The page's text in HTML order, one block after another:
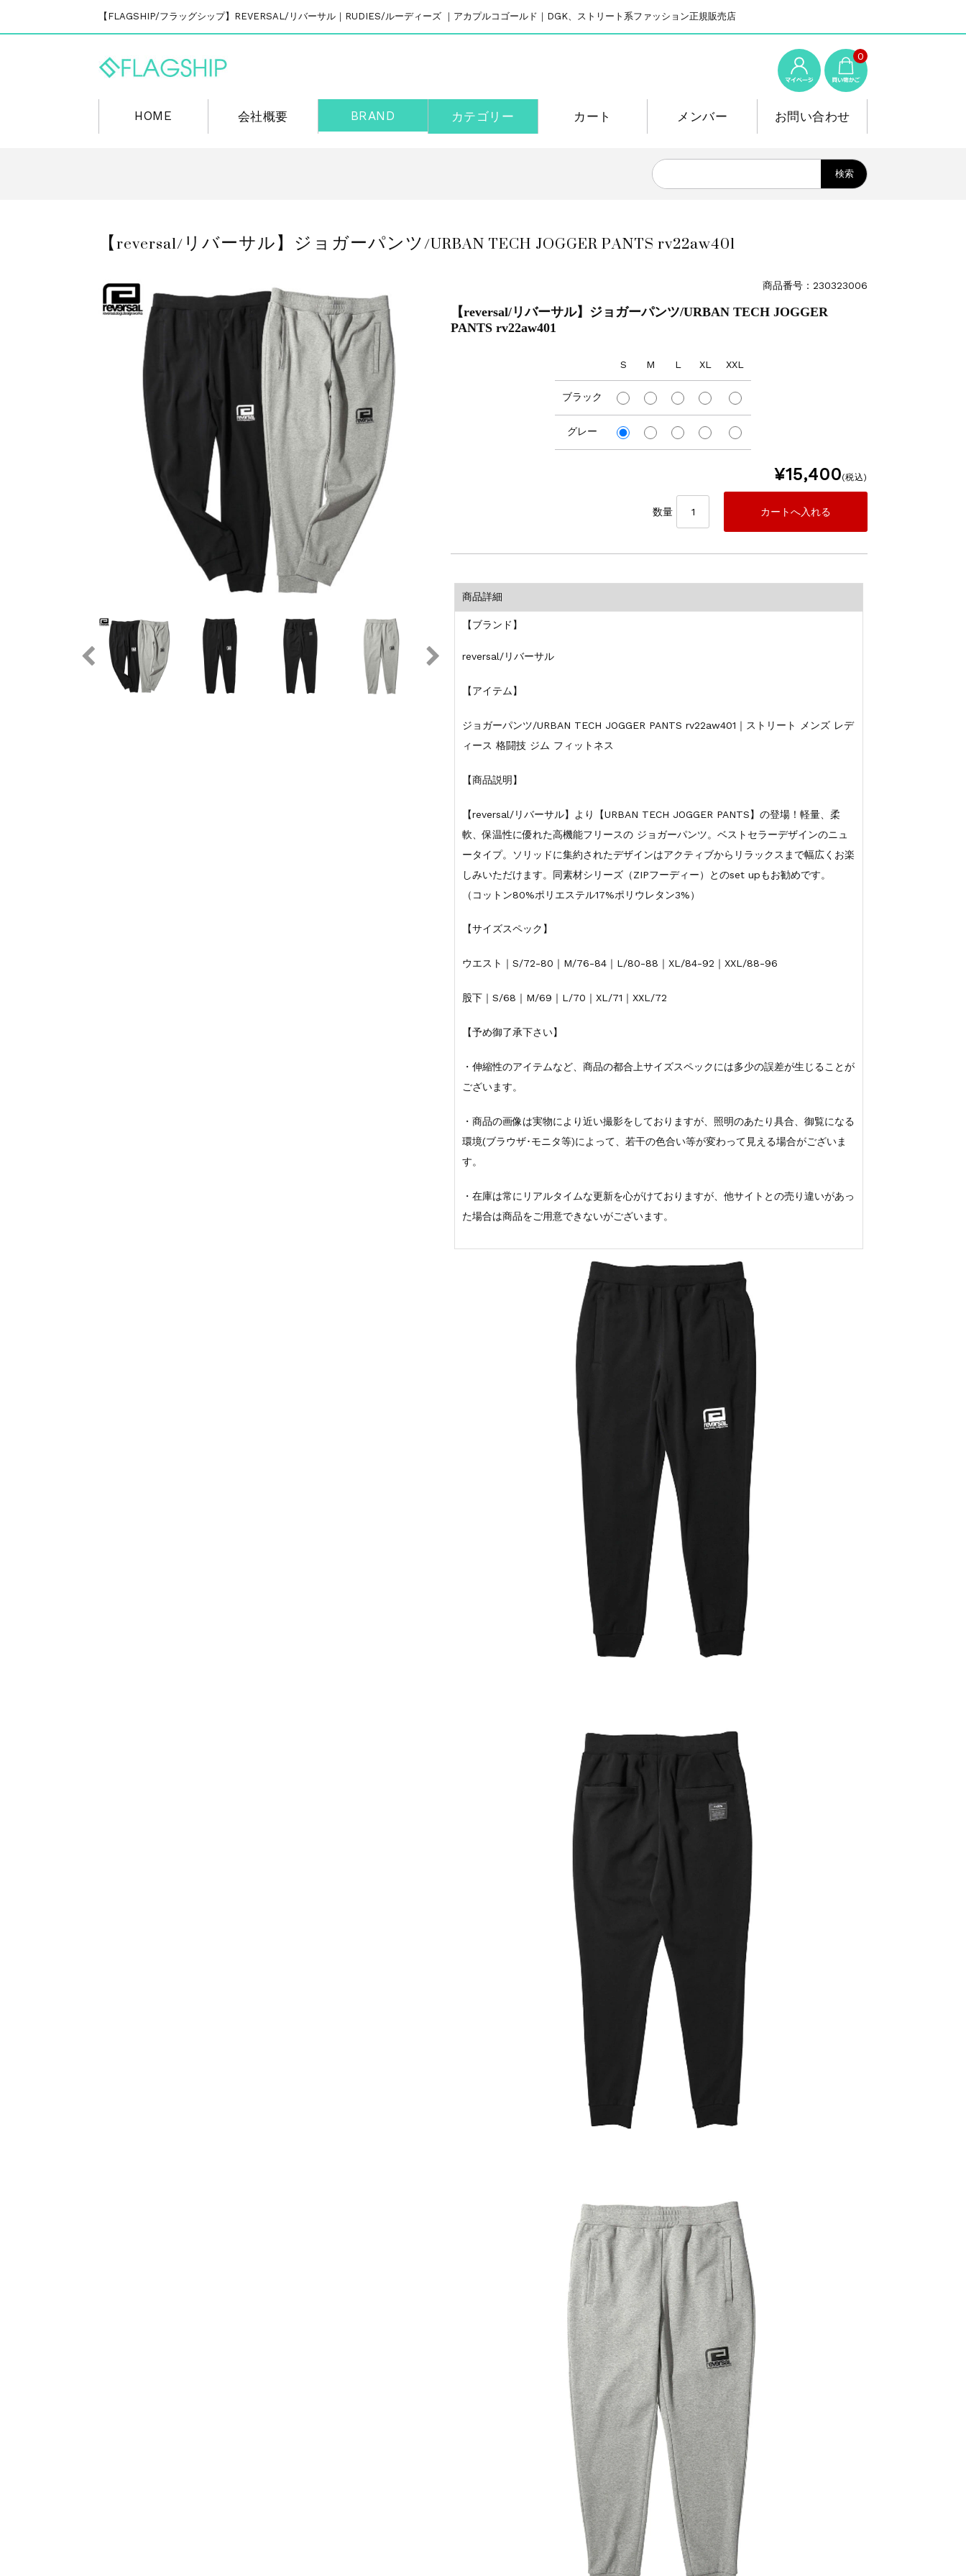
【FLAGSHIP/フラッグシップ】REVERSAL/リバーサル｜RUDIES/ルーディーズ ｜アカプルコゴールド｜DGK、ストリート系ファッション正規販売店
0
HOME 会社概要 BRAND カテゴリー カート メンバー お問い合わせ
【reversal/リバーサル】ジョガーパンツ/URBAN TECH JOGGER PANTS rv22aw401
商品番号：230323006
【reversal/リバーサル】ジョガーパンツ/URBAN TECH JOGGER
PANTS rv22aw401
S M L XL XXL
ブラック
グレー
¥15,400(税込)
数量
商品詳細
【ブランド】
reversal/リバーサル
【アイテム】
ジョガーパンツ/URBAN TECH JOGGER PANTS rv22aw401｜ストリート メンズ レデ
ィース 格闘技 ジム フィットネス
【商品説明】
【reversal/リバーサル】より【URBAN TECH JOGGER PANTS】の登場！軽量、柔
軟、保温性に優れた高機能フリースの ジョガーパンツ。ベストセラーデザインのニュ
ータイプ。ソリッドに集約されたデザインはアクティブからリラックスまで幅広くお楽
しみいただけます。同素材シリーズ（ZIPフーディー）とのset upもお勧めです。
（コットン80%ポリエステル17%ポリウレタン3%）
【サイズスペック】
ウエスト｜S/72-80｜M/76-84｜L/80-88｜XL/84-92｜XXL/88-96
股下｜S/68｜M/69｜L/70｜XL/71｜XXL/72
【予め御了承下さい】
・伸縮性のアイテムなど、商品の都合上サイズスペックには多少の誤差が生じることが
ございます。
・商品の画像は実物により近い撮影をしておりますが、照明のあたり具合、御覧になる
環境(ブラウザ･モニタ等)によって、若干の色合い等が変わって見える場合がございま
す。
・在庫は常にリアルタイムな更新を心がけておりますが、他サイトとの売り違いがあっ
た場合は商品をご用意できないがございます。